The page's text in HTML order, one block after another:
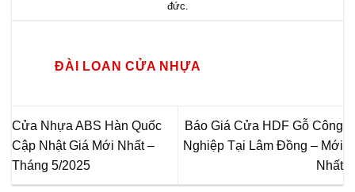
đức
ĐÀI LOAN CỬA NHỰA
Cửa Nhựa ABS Hàn Quốc
Cập Nhật Giá Mới Nhất –
Tháng 5/2025
Báo Giá Cửa HDF Gỗ Công
Nghiệp Tại Lâm Đồng – Mới
Nhất